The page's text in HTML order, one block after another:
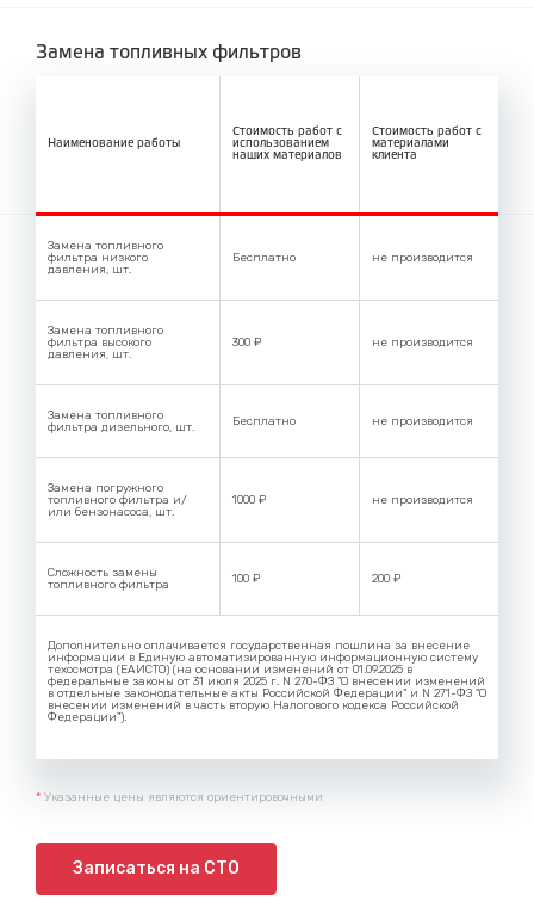
Замена топливных фильтров
Наименование работы
Стоимость работ с
использованием
наших материалов
Стоимость работ с
материалами
клиента
Замена топливного
фильтра низкого
давления, шт.
Бесплатно не производится
Замена топливного
фильтра высокого
давления, шт.
300 ₽ не производится
Замена топливного
фильтра дизельного, шт.
Бесплатно не производится
Замена погружного
топливного фильтра и/
или бензонасоса, шт.
1000 ₽ не производится
Сложность замены
топливного фильтра
100 ₽ 200 ₽
Дополнительно оплачивается государственная пошлина за внесение
информации в Единую автоматизированную информационную систему
техосмотра (ЕАИСТО) (на основании изменений от 01.09.2025 в
федеральные законы от 31 июля 2025 г. N 270-ФЗ "О внесении изменений
в отдельные законодательные акты Российской Федерации" и N 271-ФЗ "О
внесении изменений в часть вторую Налогового кодекса Российской
Федерации").
Записаться на СТО
* Указанные цены являются ориентировочными